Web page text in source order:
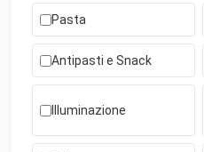
Pasta
Antipasti e Snack
Illuminazione